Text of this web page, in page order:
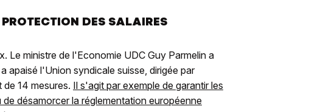
DES SALAIRES
Le ministre de l'Economie UDC Guy Parmelin a
apaisé l'Union syndicale suisse, dirigée par
14 mesures. Il s'agit par exemple de garantir les
désamorcer la réglementation européenne